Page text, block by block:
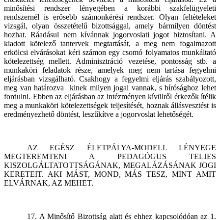
minősítési rendszer lényegében a korábbi szakfelügyeleti
rendszernél is erősebb számonkérési rendszer. Olyan feltételeket
vizsgál, olyan összetételű bizottsággal, amely bármilyen döntést
hozhat. Ráadásul nem kívánnak jogorvoslati jogot biztosítani. A
kiadott kötelező tantervek megtartását, a meg nem fogalmazott
erkölcsi elvárásokat kéri számon egy csomó folyamatos munkáltató
kötelezettség mellett. Adminisztráció vezetése, pontosság stb. a
munkaköri feladatok része, amelyek meg nem tartása fegyelmi
eljárásban vizsgálható. Csakhogy a fegyelmi eljárás szabályozott,
meg van határozva
kinek milyen jogai vannak, s bírósághoz lehet
fordulni. Ebben az eljárásban az intézményen kívülről érkezők ítélik
meg a munkaköri kötelezettségek teljesítését, hoznak állásvesztést is
eredményezhető döntést, leszűkítve a jogorvoslat lehetőségét.
AZ EGÉSZ ÉLETPÁLYA-MODELL LÉNYEGE
MEGTEREMTENI A PEDAGÓGUS TELJES
KISZOLGÁLTATOTTSÁGÁNAK, MEGALÁZÁSÁNAK JOGI
KERETEIT. AKI MÁST, MOND, MÁS TESZ, MINT AMIT
ELVÁRNAK, AZ MEHET.
17. A Minősítő Bizottság alatt és ehhez kapcsolódóan az 1.